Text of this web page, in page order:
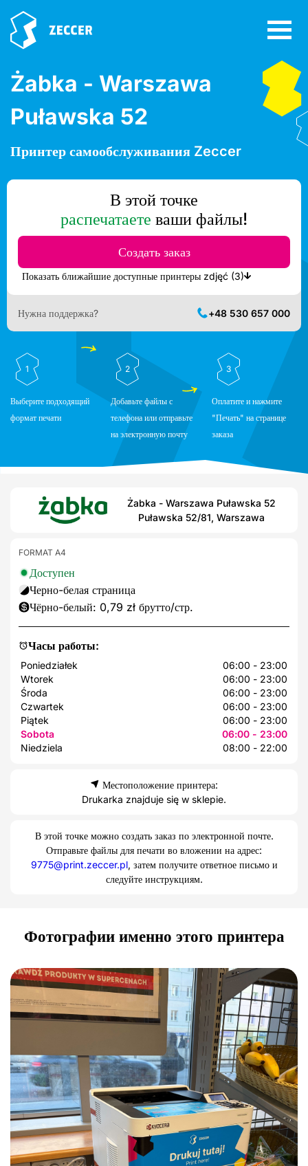
Żabka - Warszawa
Puławska 52
Принтер самообслуживания Zeccer
В этой точке
распечатаете ваши файлы!
Создать заказ
Показать ближайшие доступные принтеры zdjęć (3)
Нужна поддержка? +48 530 657 000
1
Выберите подходящий
формат печати
2
Добавьте файлы с
телефона или отправьте
на электронную почту
3
Оплатите и нажмите
"Печать" на странице
заказа
Żabka - Warszawa Puławska 52
Puławska 52/81, Warszawa
Часы работы:
Poniedziałek
06:00 - 23:00
Wtorek
06:00 - 23:00
Środa
06:00 - 23:00
Czwartek
06:00 - 23:00
Piątek
06:00 - 23:00
Sobota
06:00 - 23:00
Niedziela
08:00 - 22:00
FORMAT A4
Доступен
Черно-белая страница
Чёрно-белый: 0,79 zł брутто/стр.
Местоположение принтера:
Drukarka znajduje się w sklepie.
В этой точке можно создать заказ по электронной почте.
Отправьте файлы для печати во вложении на адрес:
9775@print.zeccer.pl, затем получите ответное письмо и
следуйте инструкциям.
Фотографии именно этого принтера